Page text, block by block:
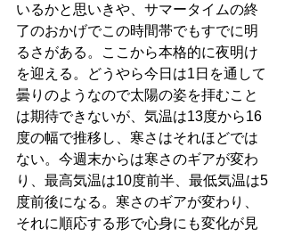
いるかと思いきや、サマータイムの終
了のおかげでこの時間帯でもすでに明
るさがある。ここから本格的に夜明け
を迎える。どうやら今日は1日を通して
曇りのようなので太陽の姿を拝むこと
は期待できないが、気温は13度から16
度の幅で推移し、寒さはそれほどでは
ない。今週末からは寒さのギアが変わ
り、最高気温は10度前半、最低気温は5
度前後になる。寒さのギアが変わり、
それに順応する形で心身にも変化が見